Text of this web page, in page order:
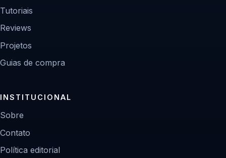
Tutoriais
Reviews
Projetos
Guias de compra
INSTITUCIONAL
Sobre
Contato
Política editorial